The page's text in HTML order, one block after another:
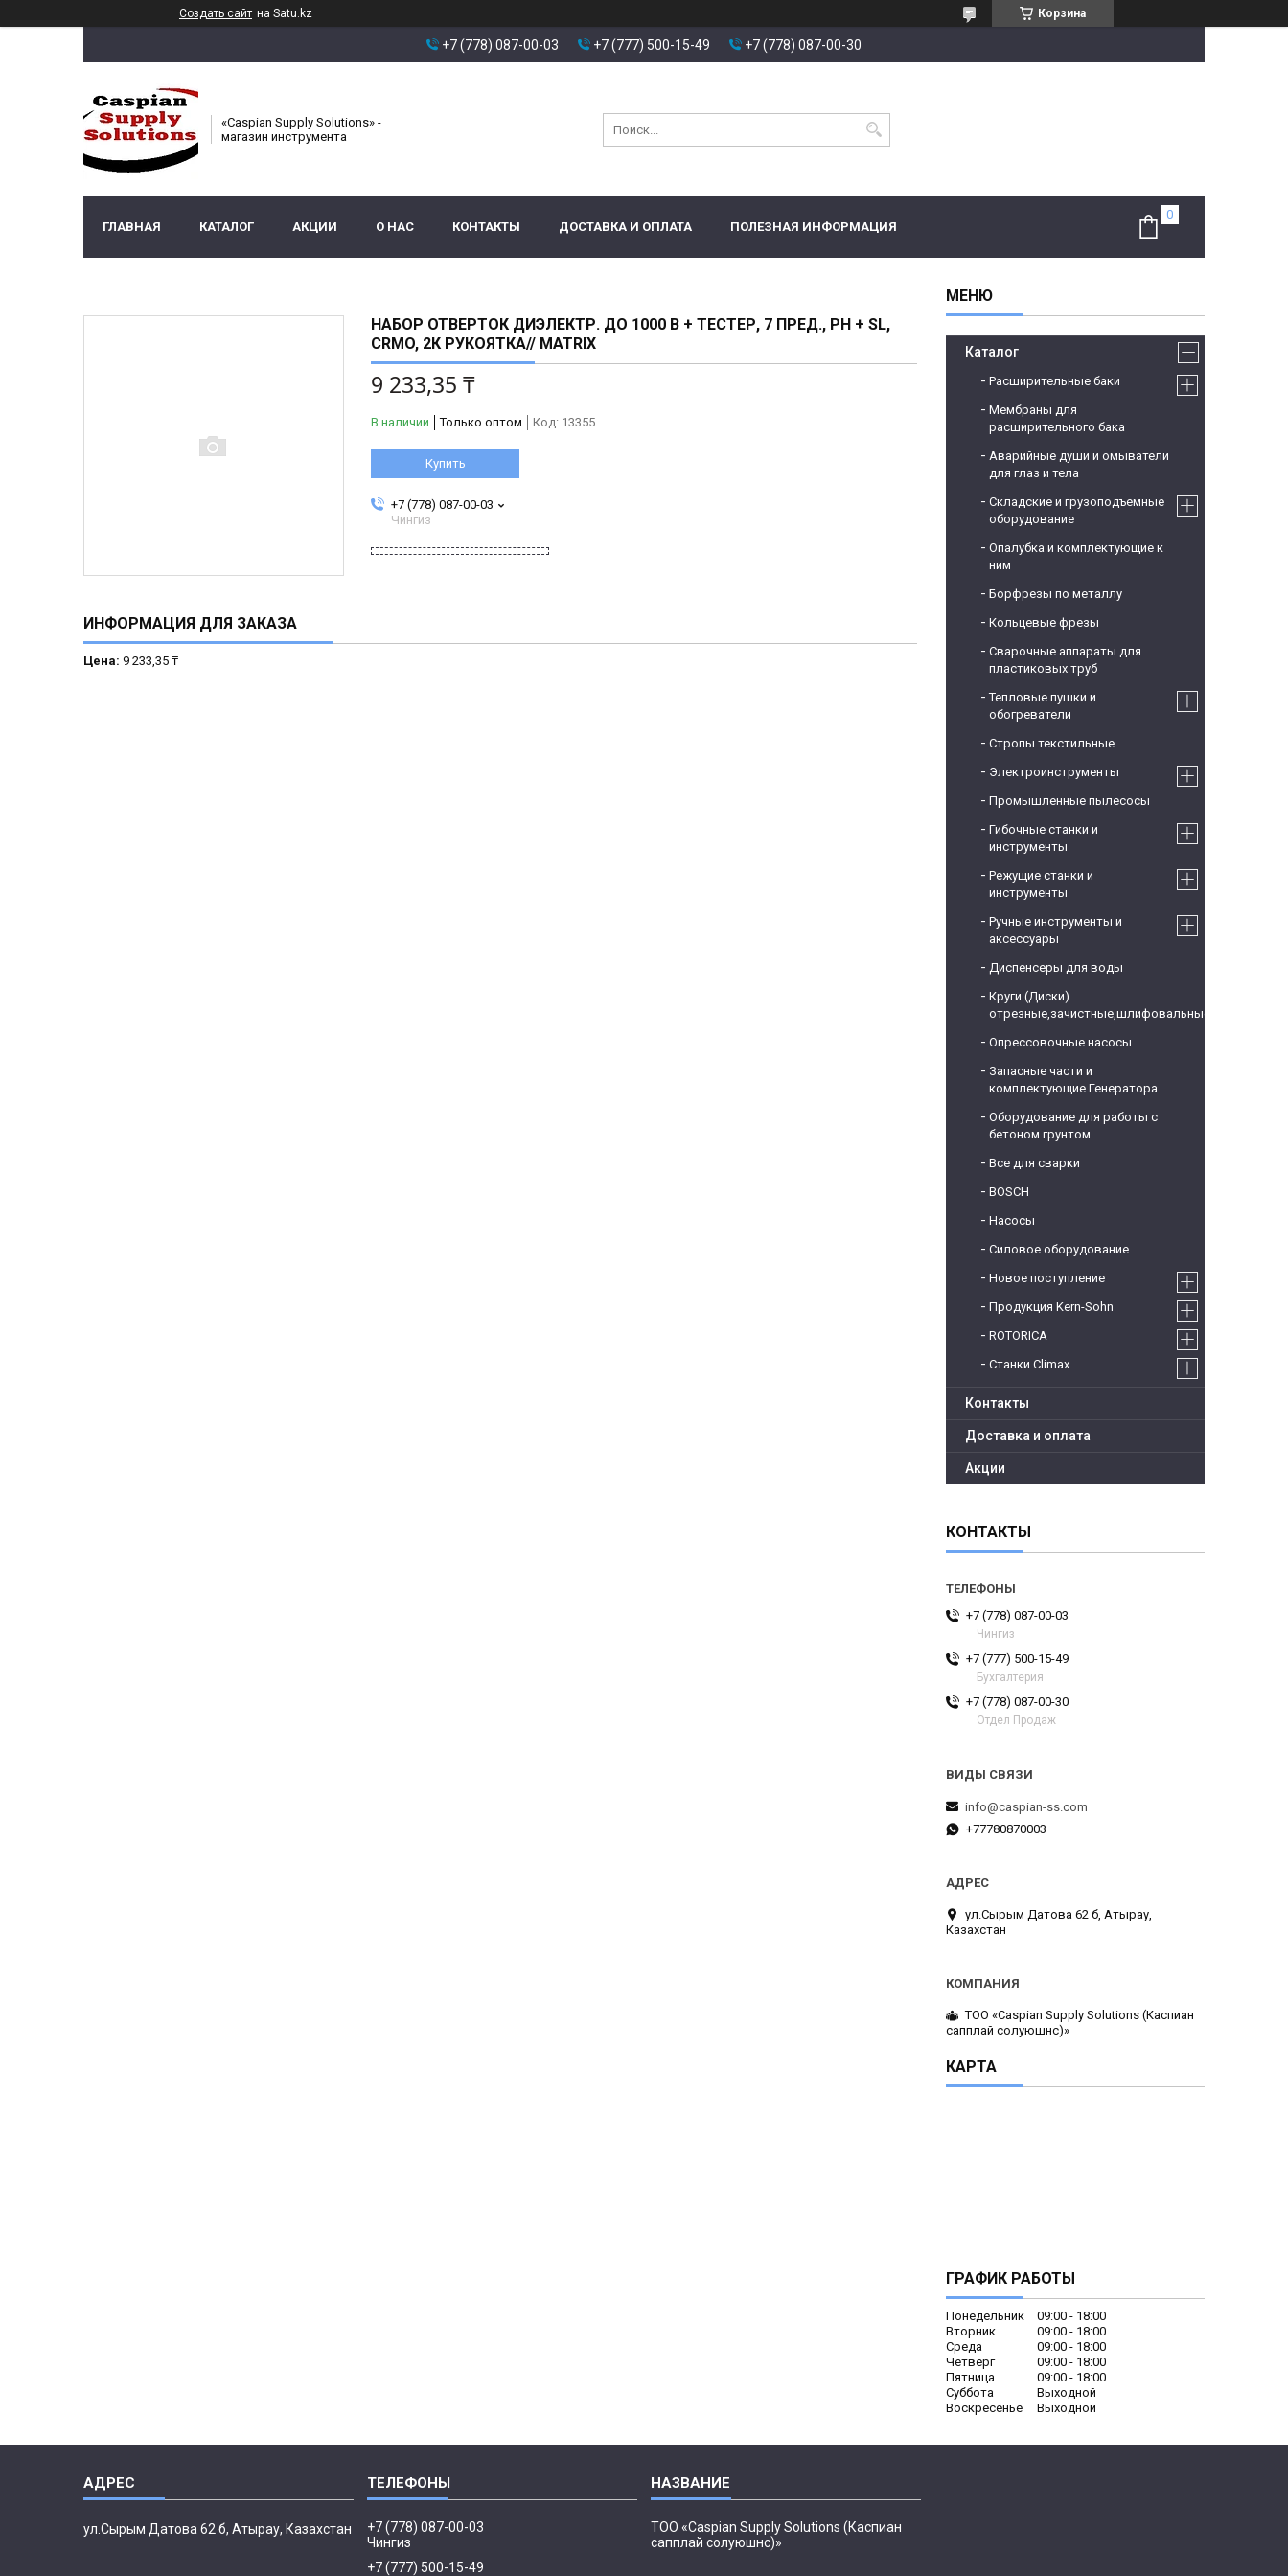
Создать сайт на Satu.kz Корзина
+7 (778) 087-00-03 +7 (777) 500-15-49 +7 (778) 087-00-30
«Caspian Supply Solutions» -
магазин инструмента
ГЛАВНАЯ КАТАЛОГ АКЦИИ О НАС КОНТАКТЫ ДОСТАВКА И ОПЛАТА ПОЛЕЗНАЯ ИНФОРМАЦИЯ
НАБОР ОТВЕРТОК ДИЭЛЕКТР. ДО 1000 В + ТЕСТЕР, 7 ПРЕД., PH + SL,
CRMO, 2К РУКОЯТКА// MATRIX
9 233,35 ₸
В наличии Только оптом Код: 13355
Купить
+7 (778) 087-00-03
Чингиз
ИНФОРМАЦИЯ ДЛЯ ЗАКАЗА
Цена: 9 233,35 ₸
Каталог
Расширительные баки
Мембраны для
расширительного бака
Аварийные души и омыватели
для глаз и тела
Складские и грузоподъемные
оборудование
Опалубка и комплектующие к
ним
Борфрезы по металлу
Кольцевые фрезы
Сварочные аппараты для
пластиковых труб
Тепловые пушки и
обогреватели
Стропы текстильные
Электроинструменты
Промышленные пылесосы
Гибочные станки и
инструменты
Режущие станки и
инструменты
Ручные инструменты и
аксессуары
Диспенсеры для воды
Круги (Диски)
отрезные,зачистные,шлифовальные
Опрессовочные насосы
Запасные части и
комплектующие Генератора
Оборудование для работы с
бетоном грунтом
Все для сварки
BOSCH
Насосы
Силовое оборудование
Новое поступление
Продукция Kern-Sohn
ROTORICA
Станки Climax
Контакты
Доставка и оплата
Акции
КОНТАКТЫ
+7 (778) 087-00-03
Чингиз
+7 (777) 500-15-49
Бухгалтерия
+7 (778) 087-00-30
Отдел Продаж
info@caspian-ss.com
+77780870003
ул.Сырым Датова 62 б, Атырау,
Казахстан
ТОО «Caspian Supply Solutions (Каспиан
сапплай солуюшнс)»
КАРТА
ГРАФИК РАБОТЫ
Понедельник 09:00
18:00
Вторник
09:00
18:00
Среда
09:00
18:00
Четверг
09:00
18:00
Пятница
09:00
18:00
Суббота
Выходной
Воскресенье
Выходной
ул.Сырым Датова 62 б, Атырау, Казахстан
+7 (778) 087-00-03
Чингиз
+7 (777) 500-15-49
ТОО «Caspian Supply Solutions (Каспиан
сапплай солуюшнс)»